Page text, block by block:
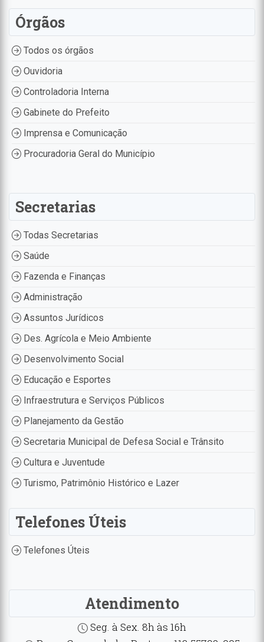
Órgãos
Todos os órgãos
Ouvidoria
Controladoria Interna
Gabinete do Prefeito
Imprensa e Comunicação
Procuradoria Geral do Município
Secretarias
Todas Secretarias
Saúde
Fazenda e Finanças
Administração
Assuntos Jurídicos
Des. Agrícola e Meio Ambiente
Desenvolvimento Social
Educação e Esportes
Infraestrutura e Serviços Públicos
Planejamento da Gestão
Secretaria Municipal de Defesa Social e Trânsito
Cultura e Juventude
Turismo, Patrimônio Histórico e Lazer
Telefones Úteis
Telefones Úteis
Atendimento
Seg. à Sex. 8h às 16h